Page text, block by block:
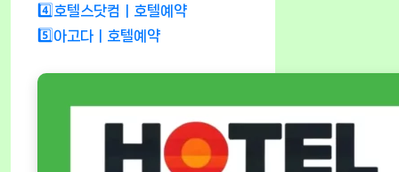
4️⃣호텔스닷컴ㅣ호텔예약
5️⃣아고다ㅣ호텔예약